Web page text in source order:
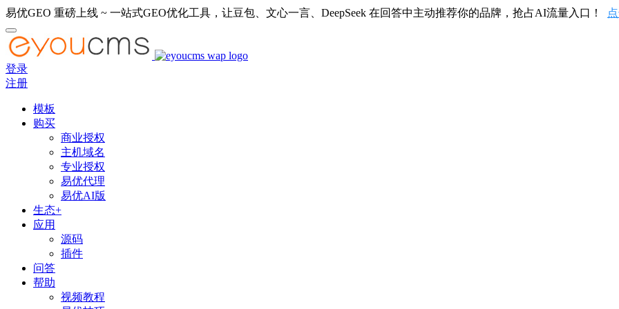
易优GEO 重磅上线 ~ 一站式GEO优化工具，让豆包、文心一言、DeepSeek 在回答中主动推荐你的品牌，抢占AI流量入口！
登录
注册
模板
购买
商业授权
主机域名
专业授权
易优代理
易优AI版
生态+
应用
源码
插件
问答
帮助
视频教程